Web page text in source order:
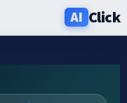
AI Click
שירותים